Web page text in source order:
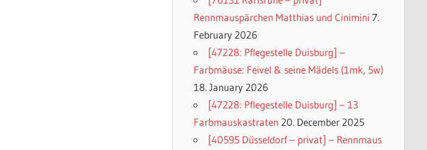
Rennmauspärchen Matthias und Cinimini 7.
February 2026
[47228: Pflegestelle Duisburg] –
Farbmäuse: Feivel & seine Mädels (1mk, 5w)
18. January 2026
[47228: Pflegestelle Duisburg] – 13
Farbmauskastraten 20. December 2025
[40595 Düsseldorf – privat] – Rennmaus